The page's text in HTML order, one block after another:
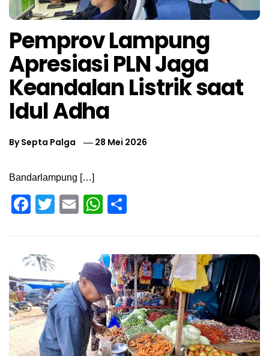
Pemprov Lampung
Apresiasi PLN Jaga
Keandalan Listrik saat
Idul Adha
BySepta Palga 28 Mei 2026
Bandarlampung […]
Facebook
Twitter
EmailWhatsApp